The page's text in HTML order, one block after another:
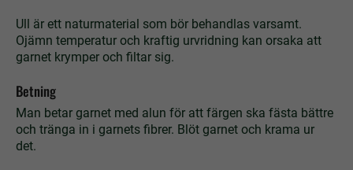
Ull är ett naturmaterial som bör behandlas varsamt.
Ojämn temperatur och kraftig urvridning kan orsaka att
garnet krymper och filtar sig.
Betning
Man betar garnet med alun för att färgen ska fästa bättre
och tränga in i garnets fibrer. Blöt garnet och krama ur
det.